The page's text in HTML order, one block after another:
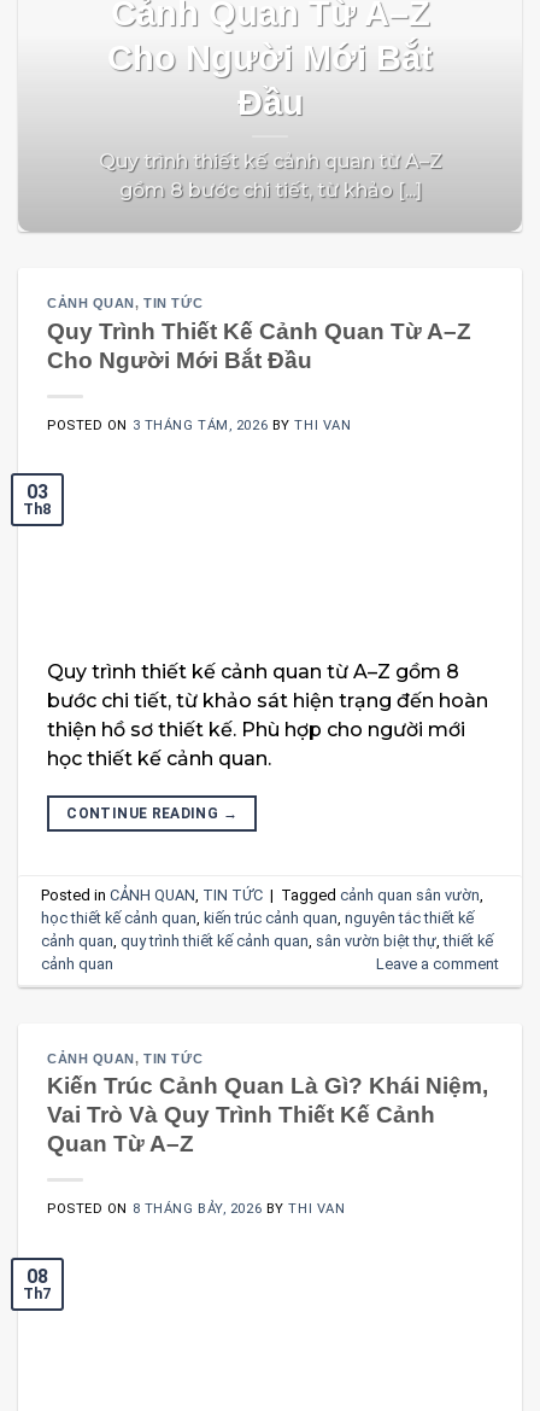
Cảnh Quan Từ A–Z
Cho Người Mới Bắt
Đầu
Quy trình thiết kế cảnh quan từ A–Z
gồm 8 bước chi tiết, từ khảo [...]
CẢNH QUAN,TIN TỨC
Quy Trình Thiết Kế Cảnh Quan Từ A–Z
Cho Người Mới Bắt Đầu
POSTED ON 3 THÁNG TÁM, 2026 BYTHI VAN
03
Th8
Quy trình thiết kế cảnh quan từ A–Z gồm 8
bước chi tiết, từ khảo sát hiện trạng đến hoàn
thiện hồ sơ thiết kế. Phù hợp cho người mới
học thiết kế cảnh quan.
CONTINUE READING →
Posted inCẢNH QUAN TIN TỨC | Taggedcảnh quan sân vườn
học thiết kế cảnh quan kiến trúc cảnh quan ,nguyên tắc thiết kế
cảnh quan ,quy trình thiết kế cảnh quan sân vườn biệt thự ,thiết kế
cảnh quan
Leave a comment
CẢNH QUAN,TIN TỨC
Kiến Trúc Cảnh Quan Là Gì? Khái Niệm,
Vai Trò Và Quy Trình Thiết Kế Cảnh
Quan Từ A–Z
POSTED ON 8 THÁNG BẢY, 2026 BYTHI VAN
08
Th7